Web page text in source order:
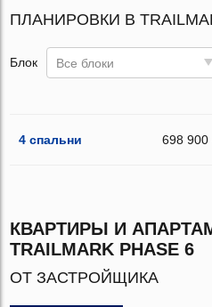
ПЛАНИРОВКИ В
Блок Все блоки
4 спальни 698 900
КВАРТИРЫ И
TRAILMARK PHASE 6
ОТ ЗАСТРОЙЩИКА